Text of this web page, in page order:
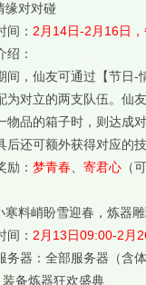
缘对对碰
间： 2月14日-2月16日
绍：
间，仙友可通过【节日-
为对立的两支队伍。仙
物品的箱子时，则达成
后还可额外获得对应的
励： 梦青春 寄君心 （
寒料峭盼雪迎春，炼器
间： 2月13日09:00-2月
务器：全部服务器（含体
炼器狂欢盛典